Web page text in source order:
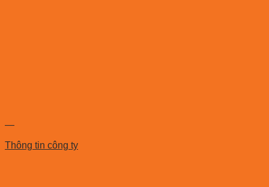
—
Thông tin công ty